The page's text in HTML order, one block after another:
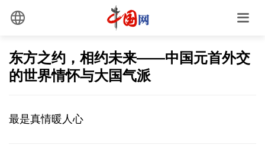
东方之约，相约未来——中国元首外交
的世界情怀与大国气派
最是真情暖人心